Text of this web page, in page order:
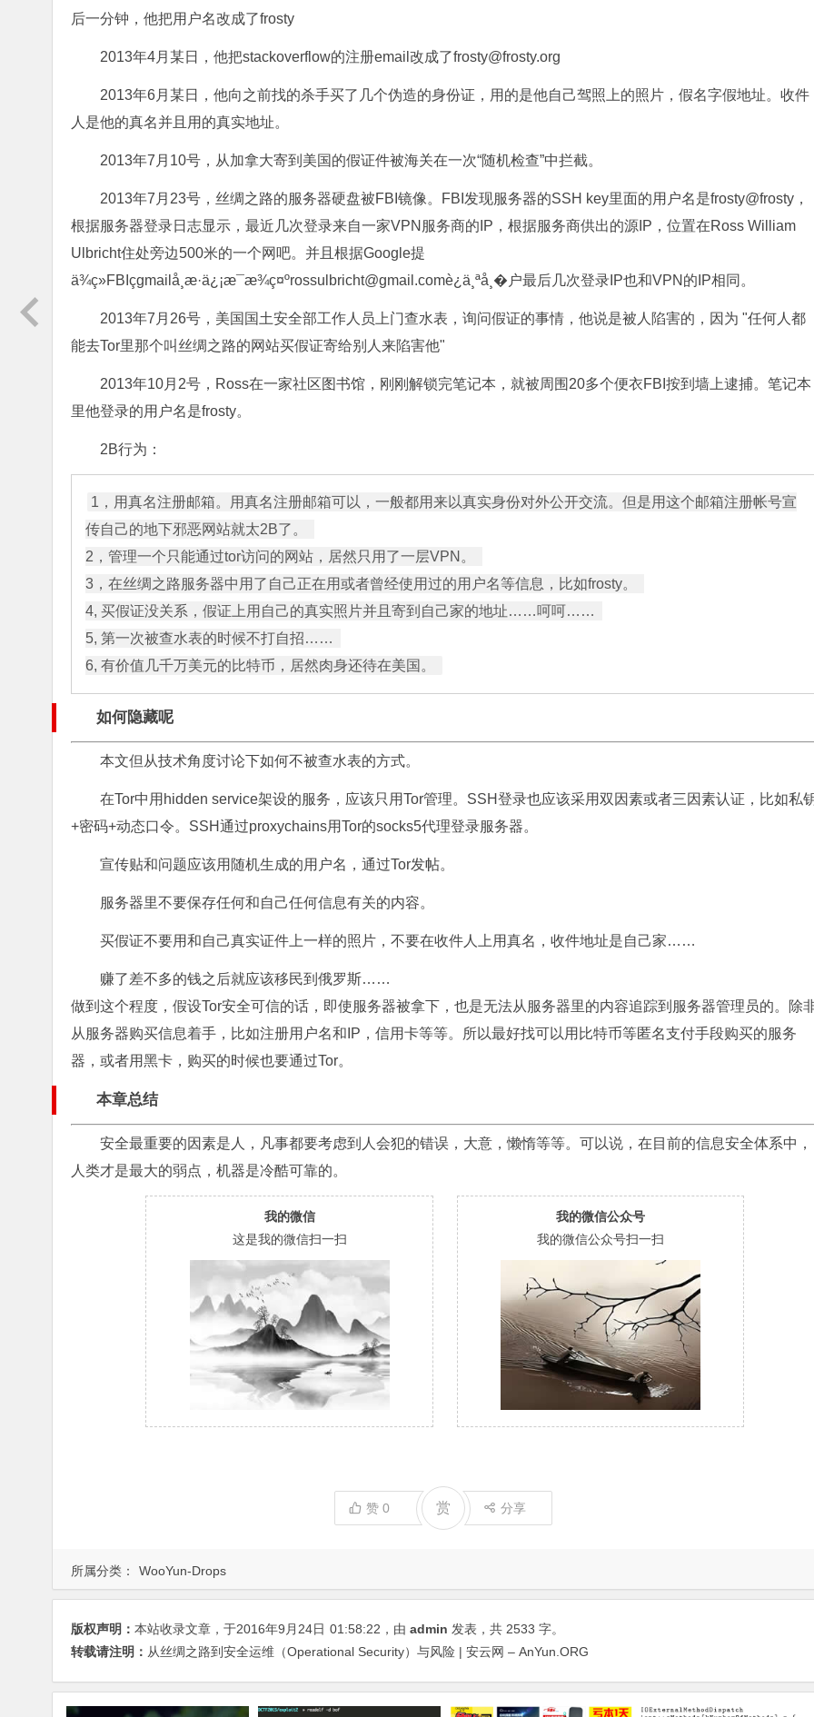
所属分类： WooYun-Drops
后一分钟，他把用户名改成了frosty
2013年4月某日， 他把stackoverflow的注册email改成了frosty@frosty.org
2013年6月某日，他向之前找的杀手买了几个伪造的身份证，用的是他自己驾照上的照片，假名字假地址。收件
人是他的真名并且用的真实地址。
2013年7月10号，从加拿大寄到美国的假证件被海关在一次“随机检查”中拦截。
2013年7月23号，丝绸之路的服务器硬盘被FBI镜像。FBI发现服务器的SSH key里面的用户名是frosty@frosty，
根据服务器登录日志显示，最近几次登录来自一家VPN服务商的IP，根据服务商供出的源IP，位置在Ross William
Ulbricht住处旁边500米的一个网吧。并且根据Google提
ä¾ç»FBIçgmailå¸æ·ä¿¡æ¯æ¾ç¤ºrossulbricht@gmail.comè¿ä¸ªå¸ �户最后几次登录IP也和VPN的IP相同。
2013年7月26号，美国国土安全部工作人员上门查水表，询问假证的事情，他说是被人陷害的，因为 "任何人都
能去Tor里那个叫丝绸之路的网站买假证寄给别人来陷害他"
2013年10月2号，Ross在一家社区图书馆，刚刚解锁完笔记本，就被周围20多个便衣FBI按到墙上逮捕。笔记本
里他登录的用户名是frosty。
2B行为：
1，用真名注册邮箱。用真名注册邮箱可以，一般都用来以真实身份对外公开交流。但是用这个邮箱注册帐号宣
传自己的地下邪恶网站就太2B了。
2，管理一个只能通过tor访问的网站，居然只用了一层VPN。
3，在丝绸之路服务器中用了自己正在用或者曾经使用过的用户名等信息，比如frosty。
4, 买假证没关系，假证上用自己的真实照片并且寄到自己家的地址……呵呵……
5, 第一次被查水表的时候不打自招……
如何隐藏呢
本文但从技术角度讨论下如何不被查水表的方式。
在Tor中用hidden service架设的服务，应该只用Tor管理。SSH登录也应该采用双因素或者三因素认证，比如私
+密码+动态口令。SSH通过proxychains用Tor的socks5代理登录服务器。
宣传贴和问题应该用随机生成的用户名，通过Tor发帖。
服务器里不要保存任何和自己任何信息有关的内容。
买假证不要用和自己真实证件上一样的照片，不要在收件人上用真名，收件地址是自己家……
赚了差不多的钱之后就应该移民到俄罗斯……
做到这个程度，假设Tor安全可信的话，即使服务器被拿下，也是无法从服务器里的内容追踪到服务器管理员的。除
从服务器购买信息着手，比如注册用户名和IP，信用卡等等。所以最好找可以用比特币等匿名支付手段购买的服务
器，或者用黑卡，购买的时候也要通过Tor。
本章总结
安全最重要的因素是人，凡事都要考虑到人会犯的错误，大意，懒惰等等。可以说，在目前的信息安全体系中，
人类才是最大的弱点，机器是冷酷可靠的。
我的微信
这是我的微信扫一扫
我的微信公众号
我的微信公众号扫一扫
赞0 赏 分享
版权声明： 本站收录文章，于2016年9月24日 01:58:22 ，由 admin 发表，共 2533 字。
转载请注明： 从丝绸之路到安全运维（Operational Security）与风险 | 安云网 – AnYun.ORG